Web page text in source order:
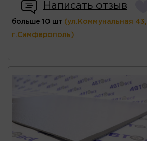
Написать отзыв
больше 10 шт (ул.Коммунальная 43,
г.Симферополь)